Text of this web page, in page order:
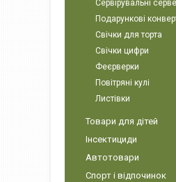
Сервірувальні
Подарункові
Свічки для торта
Свічки цифри
Феєрверки
Повітряні кулі
Листівки
Товари для дітей
Інсектициди
Автотовари
Спорт і відпочинок